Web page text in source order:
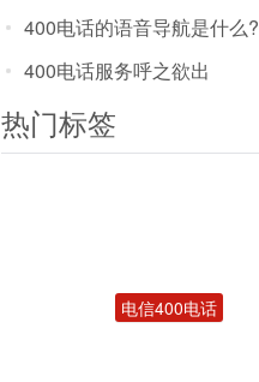
400电话的语音导航是什么?
400电话服务呼之欲出
热门标签